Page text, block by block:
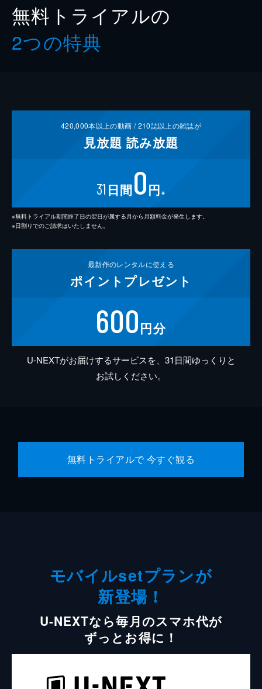
無料トライアルの
2つの特典
420,000本以上の動画 /210誌以上の雑誌が
見放題 読み放題
31 日間0円 ※
※無料トライアル期間終了日の翌日が属する月から月額料金が発生します。
※日割りでのご請求はいたしません。
最新作のレンタルに使える
ポイント プレゼント
600円分
U-NEXTがお届けするサービスを、31日間ゆっくりと
お試しください。
無料トライアルで 今すぐ観る
モバイルsetプランが
新登場！
U-NEXTなら毎月のスマホ代が
ずっとお得に！